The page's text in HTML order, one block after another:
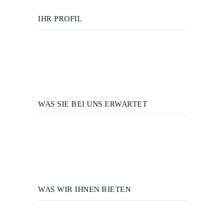
IHR PROFIL
WAS SIE BEI UNS ERWARTET
WAS WIR IHNEN BIETEN